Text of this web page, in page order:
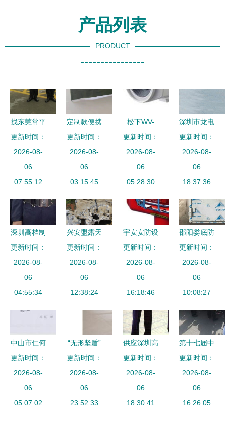
产品列表
PRODUCT
----------------
找东莞常平
保安公司？
我信赖威远
——专业安
保，持证上
更新时间：
2026-08-
06
07:55:12
定制款便携
式警用围挡
现场执法中
的灵活屏障
与安保新利
更新时间：
2026-08-
06
03:15:45
松下WV-
CP240安防
监控产品图
片素材详解
IT168安防
全的安保应
用
更新时间：
2026-08-
06
05:28:30
深圳市龙电
安防产品
智能安保领
域的创新先
锋与行业标
更新时间：
2026-08-
06
18:37:36
深圳高档制
服定制指南
从行政到安
保，打造专
业团队形象
更新时间：
2026-08-
06
04:55:34
兴安盟露天
矿开采用液
压开山机
高效与安保
并重
更新时间：
2026-08-
06
12:38:24
宇安安防设
备产品 产
品图片 加
盟店怎么样
更新时间：
2026-08-
06
16:18:46
邵阳娄底防
爆门与岳阳
怀化防火防
弹门 亚图
厂家专业定
域安全与安
保升级
更新时间：
2026-08-
06
10:08:27
中山市仁何
锁城安防科
技有限公司
专业安防产
品供应商
更新时间：
2026-08-
06
05:07:02
“无形坚盾”
安保场景下
的屏风产品
应用与标准
化管理
更新时间：
2026-08-
06
23:52:33
供应深圳高
档行政制服
定做 酒店
制服 保安
制服价格
更新时间：
2026-08-
06
18:30:41
第十七届中
国漯河食品
博览会 众
泰保安筑起
安全屏障，
更新时间：
2026-08-
06
16:26:05